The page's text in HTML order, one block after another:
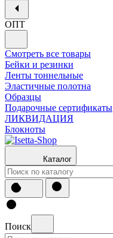
ОПТ
Смотреть все товары
Бейки и резинки
Ленты тоннельные
Эластичные полотна
Образцы
Подарочные сертификаты
ЛИКВИДАЦИЯ
Блокноты
Каталог
Поиск